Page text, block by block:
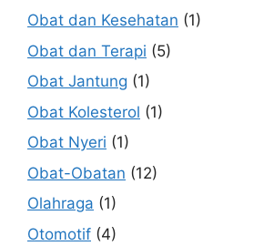
Obat dan Kesehatan (1)
Obat dan Terapi (5)
Obat Jantung (1)
Obat Kolesterol (1)
Obat Nyeri (1)
Obat-Obatan (12)
Olahraga (1)
Otomotif (4)